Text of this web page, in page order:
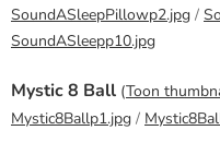
SoundASleepPillowp2.jpg /
SoundASleepp10.jpg
Mystic 8 Ball (Toon
Mystic8Ballp1.jpg /